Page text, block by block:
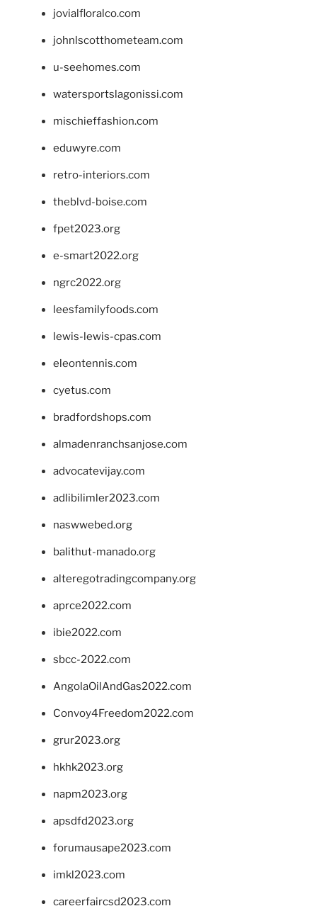
jovialfloralco.com
johnlscotthometeam.com
u-seehomes.com
watersportslagonissi.com
mischieffashion.com
eduwyre.com
retro-interiors.com
theblvd-boise.com
fpet2023.org
e-smart2022.org
ngrc2022.org
leesfamilyfoods.com
lewis-lewis-cpas.com
eleontennis.com
cyetus.com
bradfordshops.com
almadenranchsanjose.com
advocatevijay.com
adlibilimler2023.com
naswwebed.org
balithut-manado.org
alteregotradingcompany.org
aprce2022.com
ibie2022.com
sbcc-2022.com
AngolaOilAndGas2022.com
Convoy4Freedom2022.com
grur2023.org
hkhk2023.org
napm2023.org
apsdfd2023.org
forumausape2023.com
imkl2023.com
careerfaircsd2023.com